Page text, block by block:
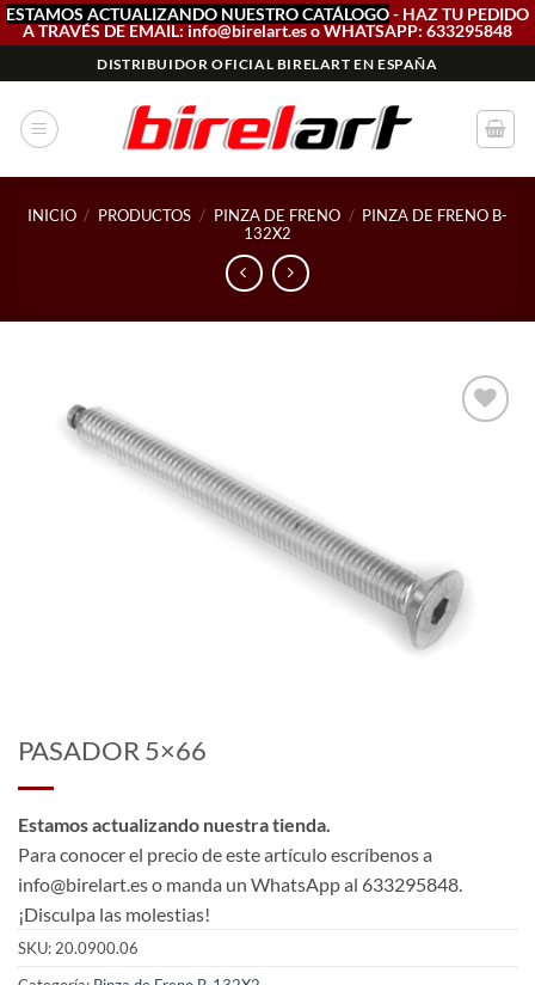
ESTAMOS ACTUALIZANDO NUESTRO CATÁLOGO- HAZ TU PEDIDO
A TRAVÉS DE EMAIL: info@birelart.es o WHATSAPP: 633295848
al
contenido
DISTRIBUIDOR OFICIAL BIRELART EN ESPAÑA
INICIO / PRODUCTOS / PINZA DE FRENO / PINZA DE FRENO B-
132X2
PASADOR 5×66
Estamos actualizando nuestra tienda.
Para conocer el precio de este artículo escríbenos a
info@birelart.es o manda un WhatsApp al 633295848.
¡Disculpa las molestias!
SKU: 20.0900.06